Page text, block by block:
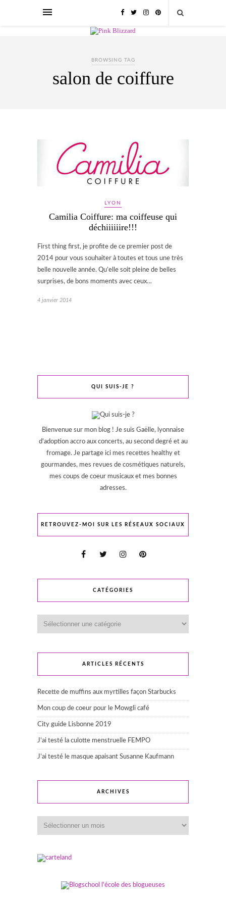
BROWSING TAG
salon de coiffure
LYON
Camilia Coiffure: ma coiffeuse qui
déchiiiiiire!!!
First thing first, je profite de ce premier post de
2014 pour vous souhaiter à toutes et tous une très
belle nouvelle année. Qu’elle soit pleine de belles
surprises, de bons moments avec ceux…
4 janvier 2014
QUI SUIS-JE ?
Bienvenue sur mon blog ! Je suis Gaëlle, lyonnaise
d'adoption accro aux concerts, au second degré et au
fromage. Je partage ici mes recettes healthy et
gourmandes, mes revues de cosmétiques naturels,
mes coups de coeur musicaux et mes bonnes
adresses.
RETROUVEZ-MOI SUR LES RÉSEAUX SOCIAUX
CATÉGORIES
ARTICLES RÉCENTS
Recette de muffins aux myrtilles façon Starbucks
Mon coup de coeur pour le Mowgli café
City guide Lisbonne 2019
J’ai testé la culotte menstruelle FEMPO
J’ai testé le masque apaisant Susanne Kaufmann
ARCHIVES